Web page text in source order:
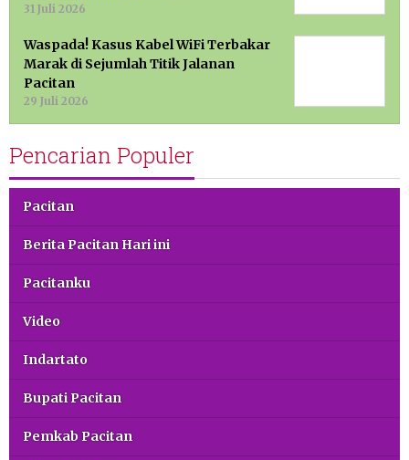
31 Juli 2026
Waspada! Kasus Kabel WiFi Terbakar
Marak di Sejumlah Titik Jalanan
Pacitan
29 Juli 2026
Pencarian Populer
Pacitan
Berita Pacitan Hari ini
Pacitanku
Video
Indartato
Bupati Pacitan
Pemkab Pacitan